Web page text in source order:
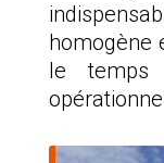
homogène
le